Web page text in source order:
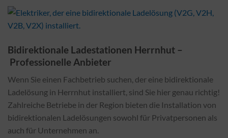
Bidirektionale Ladestationen Herrnhut –
Professionelle Anbieter
Wenn Sie einen Fachbetrieb suchen, der eine bidirektionale
Ladelösung in Herrnhut installiert, sind Sie hier genau richtig!
Zahlreiche Betriebe in der Region bieten die Installation von
bidirektionalen Ladelösungen sowohl für Privatpersonen als
auch für Unternehmen an.